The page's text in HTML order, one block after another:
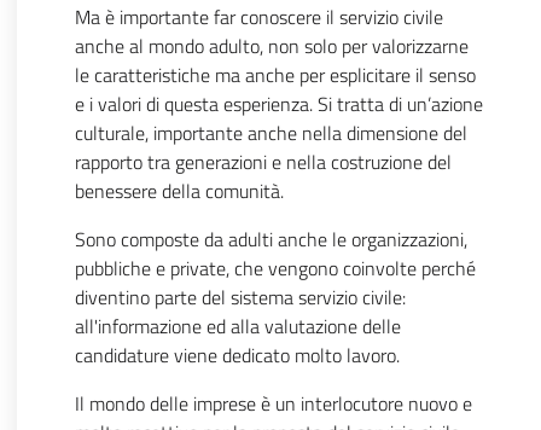
Ma è importante far conoscere il servizio civile
anche al mondo adulto, non solo per valorizzarne
le caratteristiche ma anche per esplicitare il senso
e i valori di questa esperienza. Si tratta di un’azione
culturale, importante anche nella dimensione del
rapporto tra generazioni e nella costruzione del
benessere della comunità.
Sono composte da adulti anche le organizzazioni,
pubbliche e private, che vengono coinvolte perché
diventino parte del sistema servizio civile:
all'informazione ed alla valutazione delle
candidature viene dedicato molto lavoro.
Il mondo delle imprese è un interlocutore nuovo e